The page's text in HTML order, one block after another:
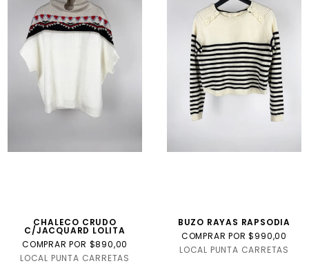
CHALECO CRUDO
C/JACQUARD LOLITA
COMPRAR POR $890,00
LOCAL PUNTA CARRETAS
BUZO RAYAS RAPSODIA
COMPRAR POR $990,00
LOCAL PUNTA CARRETAS